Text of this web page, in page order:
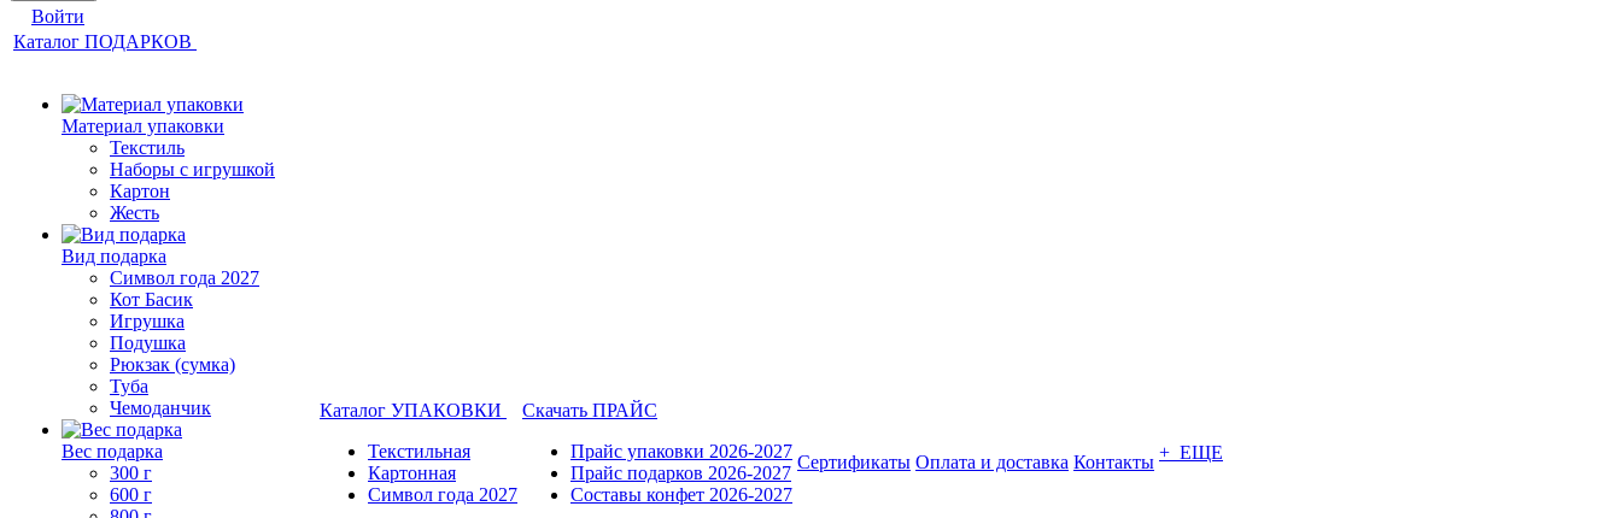
Войти
Каталог ПОДАРКОВ
Материал упаковки
Текстиль
Наборы с игрушкой
Картон
Жесть
Вид подарка
Символ года 2027
Кот Басик
Игрушка
Подушка
Рюкзак (сумка)
Туба
Чемоданчик
Вес подарка
300 г
600 г
Каталог УПАКОВКИ
Текстильная
Картонная
Символ года 2027
Скачать ПРАЙС
Прайс упаковки 2026-2027
Прайс подарков 2026-2027
Составы конфет 2026-2027
Сертификаты Оплата и доставка Контакты + ЕЩЕ